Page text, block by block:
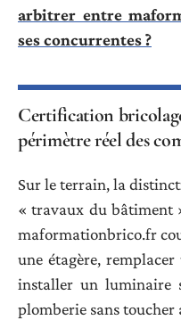
arbitrer entre
ses concurrentes ?
Certification
périmètre réel des
Sur le terrain, la
« travaux du bâtiment
maformationbrico.fr
une étagère,
installer un luminaire
plomberie sans